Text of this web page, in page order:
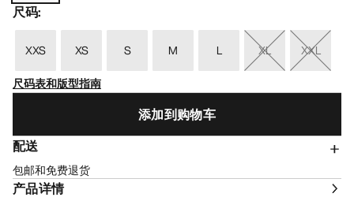
尺码:
XXS XS S M L XL
XXL
尺码表和版型指南
添加到购物车
配送
包邮和免费退货
产品详情